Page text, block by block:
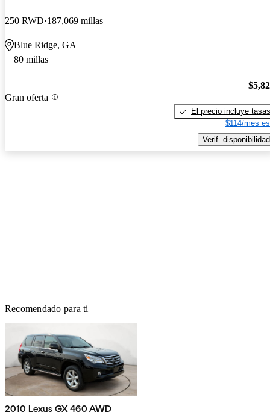
250 RWD 187,069 millas
Blue Ridge, GA
80 millas
Gran oferta
El precio incluye tasas
$114/mes
Verif. disponibilidad
Recomendado para ti
2010 Lexus GX 460 AWD